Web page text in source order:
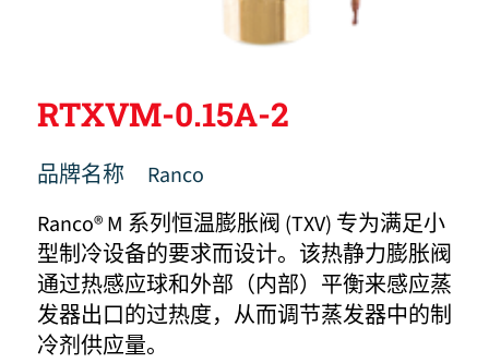
RTXVM-0.15A-2
品牌名称
Ranco
Ranco® M 系列恒温膨胀阀 (TXV) 专为满足小
型制冷设备的要求而设计。该热静力膨胀阀
通过热感应球和外部（内部）平衡来感应蒸
发器出口的过热度，从而调节蒸发器中的制
冷剂供应量。